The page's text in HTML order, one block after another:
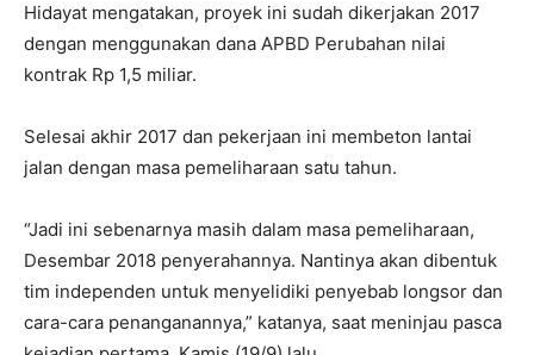
Hidayat mengatakan, proyek ini sudah dikerjakan 2017
dengan menggunakan dana APBD Perubahan nilai
kontrak Rp 1,5 miliar.
Selesai akhir 2017 dan pekerjaan ini membeton lantai
jalan dengan masa pemeliharaan satu tahun.
“Jadi ini sebenarnya masih dalam masa pemeliharaan,
Desembar 2018 penyerahannya. Nantinya akan dibentuk
tim independen untuk menyelidiki penyebab longsor dan
cara-cara penanganannya,” katanya, saat meninjau pasca